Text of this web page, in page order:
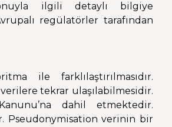
ilgili detaylı bilgiye
regülatörler tarafından
ile farklılaştırılmasıdır.
tekrar ulaşılabilmesidir.
dahil etmektedir.
Pseudonymisation verinin bir